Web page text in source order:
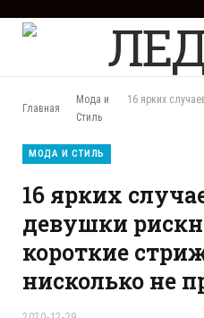
Главная
Мода и
Стиль
МОДА И СТИЛЬ
16 ярких
девушки
короткие
нисколько не